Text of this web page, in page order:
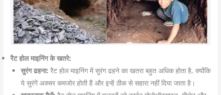
रैट होल माइनिंग के खतरे:
सुरंग ढहना: रैट होल माइनिंग में सुरंग ढहने का खतरा बहुत अधिक होता है, क्योंकि
ये सुरंगें अक्सर कमजोर होती हैं और इन्हें ठीक से सहारा नहीं दिया जाता है।